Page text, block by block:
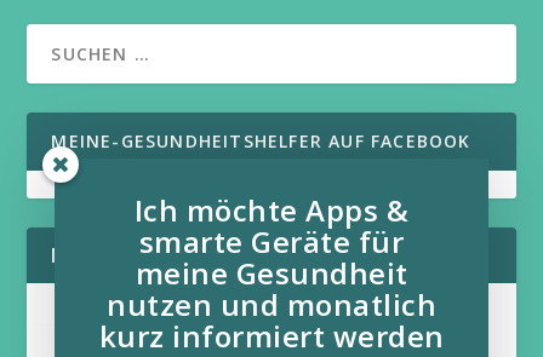
MEINE-GESUNDHEITSHELFER AUF FACEBOOK
MEIN AKTUELLES BUCH:
Ich möchte Apps &
smarte Geräte für
meine Gesundheit
nutzen und monatlich
kurz informiert werden